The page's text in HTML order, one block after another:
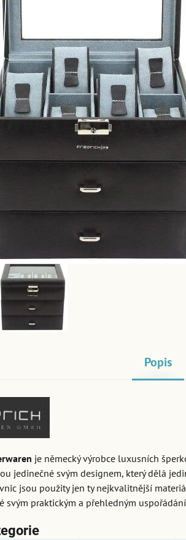
Popis
je německý výrobce luxusních
jedinečné svým designem, který dělá
jsou použity jen ty nejkvalitnější
svým praktickým a přehledným